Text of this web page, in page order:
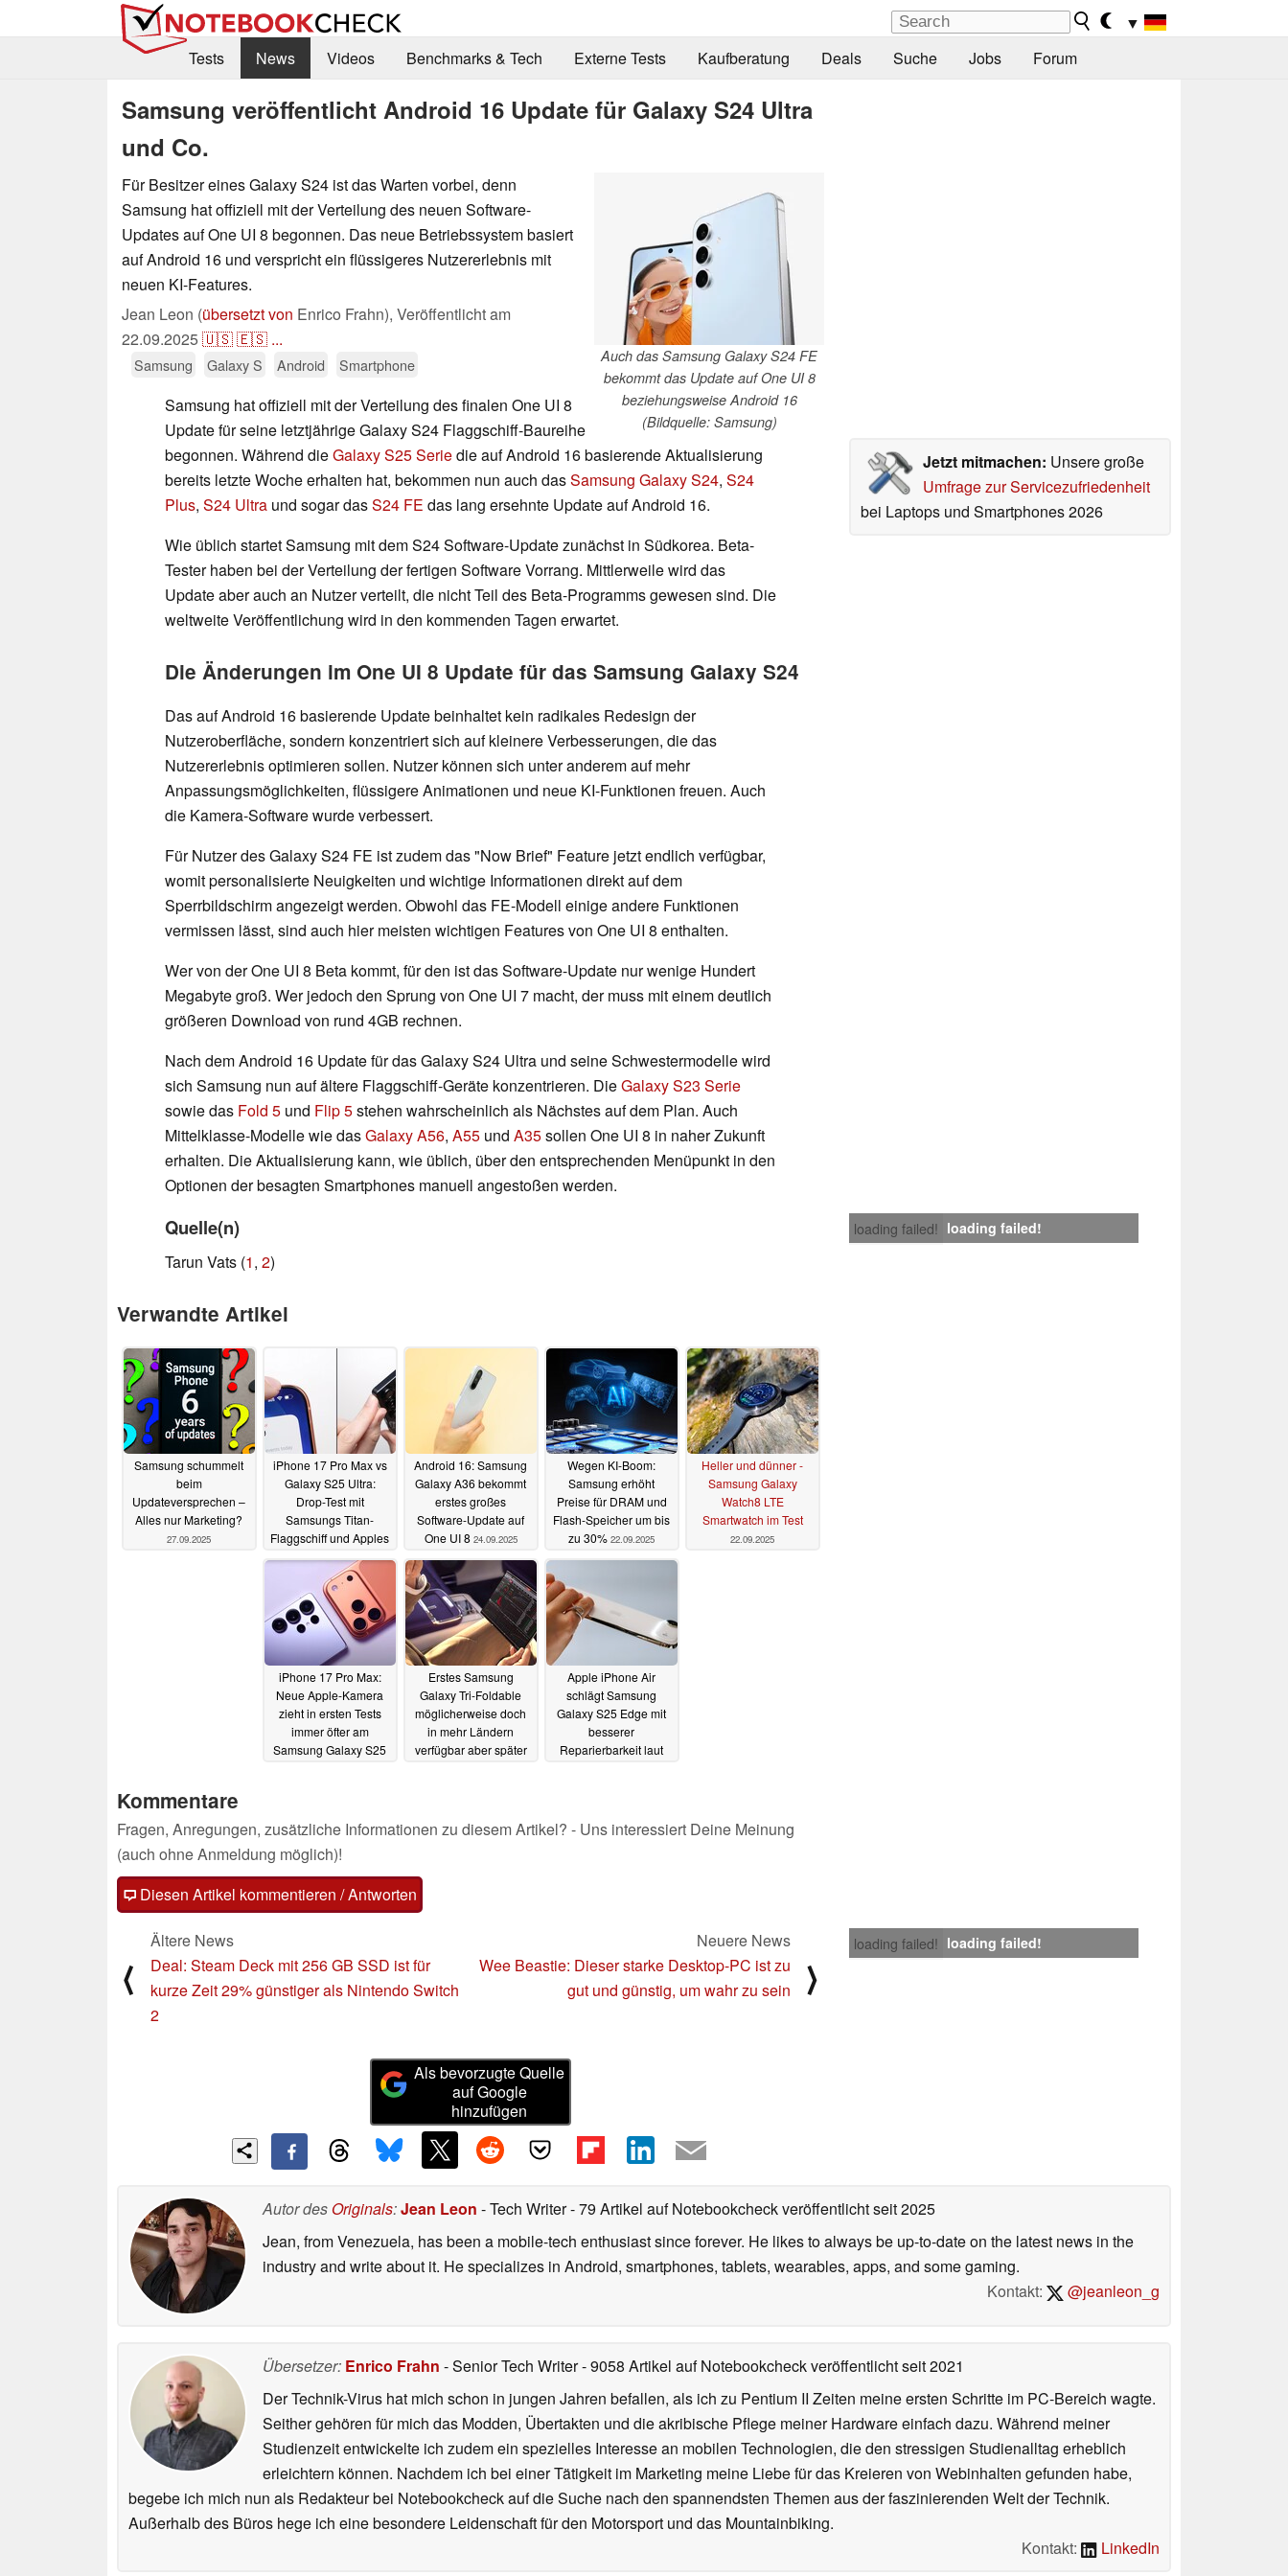
▼
Tests
News Videos Benchmarks & Tech Externe Tests Kaufberatung Deals Suche Jobs Forum
Samsung veröffentlicht Android 16 Update für Galaxy S24 Ultra
und Co.
Auch das Samsung Galaxy S24 FE
bekommt das Update auf One UI 8
beziehungsweise Android 16
(Bildquelle: Samsung)
Für Besitzer eines Galaxy S24 ist das Warten vorbei, denn
Samsung hat offiziell mit der Verteilung des neuen Software-
Updates auf One UI 8 begonnen. Das neue Betriebssystem basiert
auf Android 16 und verspricht ein flüssigeres Nutzererlebnis mit
neuen KI-Features.
Jean Leon (übersetzt von Enrico Frahn), Veröffentlicht am
22.09.2025🇺🇸🇪🇸 ...
Samsung Galaxy S Android Smartphone
Jetzt mitmachen: Unsere große
Umfrage zur Servicezufriedenheit
bei Laptops und Smartphones 2026
Samsung hat offiziell mit der Verteilung des finalen One UI 8
Update für seine letztjährige Galaxy S24 Flaggschiff-Baureihe
begonnen. Während dieGalaxy S25 Seriedie auf Android 16 basierende Aktualisierung
bereits letzte Woche erhalten hat, bekommen nun auch dasSamsung Galaxy S24, S24
Plus, S24 Ultra und sogar dasS24 FE das lang ersehnte Update auf Android 16.
Wie üblich startet Samsung mit dem S24 Software-Update zunächst in Südkorea. Beta-
Tester haben bei der Verteilung der fertigen Software Vorrang. Mittlerweile wird das
Update aber auch an Nutzer verteilt, die nicht Teil des Beta-Programms gewesen sind. Die
weltweite Veröffentlichung wird in den kommenden Tagen erwartet.
Die Änderungen im One UI 8 Update für das Samsung Galaxy S24
Das auf Android 16 basierende Update beinhaltet kein radikales Redesign der
Nutzeroberfläche, sondern konzentriert sich auf kleinere Verbesserungen, die das
Nutzererlebnis optimieren sollen. Nutzer können sich unter anderem auf mehr
Anpassungsmöglichkeiten, flüssigere Animationen und neue KI-Funktionen freuen. Auch
die Kamera-Software wurde verbessert.
Für Nutzer des Galaxy S24 FE ist zudem das "Now Brief" Feature jetzt endlich verfügbar,
womit personalisierte Neuigkeiten und wichtige Informationen direkt auf dem
Sperrbildschirm angezeigt werden. Obwohl das FE-Modell einige andere Funktionen
vermissen lässt, sind auch hier meisten wichtigen Features von One UI 8 enthalten.
Wer von der One UI 8 Beta kommt, für den ist das Software-Update nur wenige Hundert
Megabyte groß. Wer jedoch den Sprung von One UI 7 macht, der muss mit einem deutlich
größeren Download von rund 4GB rechnen.
Nach dem Android 16 Update für das Galaxy S24 Ultra und seine Schwestermodelle wird
sich Samsung nun auf ältere Flaggschiff-Geräte konzentrieren. DieGalaxy S23 Serie
sowie das Fold 5 und Flip 5stehen wahrscheinlich als Nächstes auf dem Plan. Auch
Mittelklasse-Modelle wie dasGalaxy A56, A55 und A35sollen One UI 8 in naher Zukunft
erhalten. Die Aktualisierung kann, wie üblich, über den entsprechenden Menüpunkt in den
Optionen der besagten Smartphones manuell angestoßen werden.
loading failed! loading failed!
Quelle(n)
Tarun Vats (1, 2)
Verwandte Artikel
Samsung schummelt
beim
Updateversprechen –
Alles nur Marketing?
27.09.2025
iPhone 17 Pro Max vs
Galaxy S25 Ultra:
Drop-Test mit
Samsungs Titan-
Flaggschiff und Apples
Aluminium24.09.2025
Android 16: Samsung
Galaxy A36 bekommt
erstes großes
Software-Update auf
One UI 8 24.09.2025
Wegen KI-Boom:
Samsung erhöht
Preise für DRAM und
Flash-Speicher um bis
zu 30% 22.09.2025
Heller und dünner -
Samsung Galaxy
Watch8 LTE
Smartwatch im Test
22.09.2025
iPhone 17 Pro Max:
Neue Apple-Kamera
zieht in ersten Tests
immer öfter am
Samsung Galaxy S25
Erstes Samsung
Galaxy Tri-Foldable
möglicherweise doch
in mehr Ländern
verfügbar aber später
Apple iPhone Air
schlägt Samsung
Galaxy S25 Edge mit
besserer
Reparierbarkeit laut
Kommentare
Fragen, Anregungen, zusätzliche Informationen zu diesem Artikel? - Uns interessiert Deine Meinung
(auch ohne Anmeldung möglich)!
Diesen Artikel kommentieren / Antworten
loading failed! loading failed!
⟨
Ältere News
Deal: Steam Deck mit 256 GB SSD ist für
kurze Zeit 29% günstiger als Nintendo Switch
2
Neuere News
Wee Beastie: Dieser starke Desktop-PC ist zu
gut und günstig, um wahr zu sein
⟩
Als bevorzugte Quelle
auf Google
hinzufügen
Autor des Originals:Jean Leon - Tech Writer- 79 Artikel auf Notebookcheck veröffentlichtseit 2025
Jean, from Venezuela, has been a mobile-tech enthusiast since forever. He likes to always be up-to-date on the latest news in the
industry and write about it. He specializes in Android, smartphones, tablets, wearables, apps, and some gaming.
Kontakt:
@jeanleon_g
Übersetzer: Enrico Frahn - Senior Tech Writer- 9058 Artikel auf Notebookcheck veröffentlichtseit 2021
Der Technik-Virus hat mich schon in jungen Jahren befallen, als ich zu Pentium II Zeiten meine ersten Schritte im PC-Bereich wagte.
Seither gehören für mich das Modden, Übertakten und die akribische Pflege meiner Hardware einfach dazu. Während meiner
Studienzeit entwickelte ich zudem ein spezielles Interesse an mobilen Technologien, die den stressigen Studienalltag erheblich
erleichtern können. Nachdem ich bei einer Tätigkeit im Marketing meine Liebe für das Kreieren von Webinhalten gefunden habe,
begebe ich mich nun als Redakteur bei Notebookcheck auf die Suche nach den spannendsten Themen aus der faszinierenden Welt der Technik.
Außerhalb des Büros hege ich eine besondere Leidenschaft für den Motorsport und das Mountainbiking.
Kontakt:
LinkedIn